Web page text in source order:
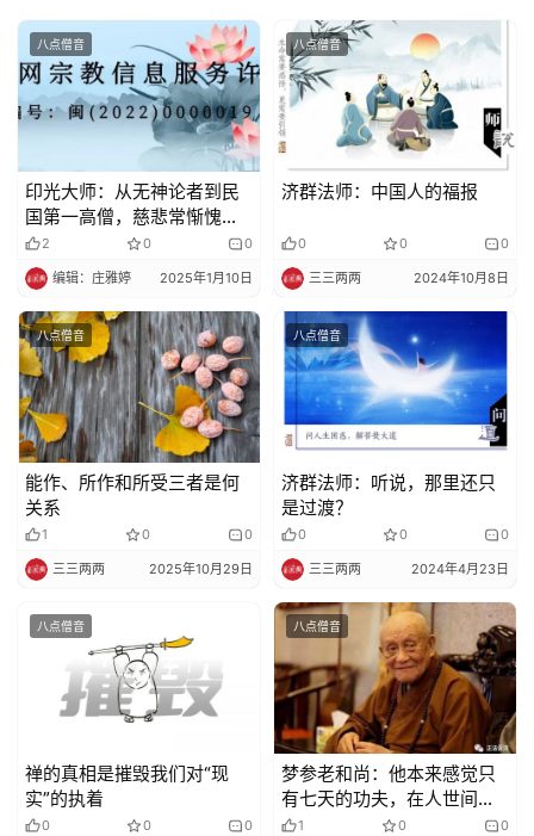
八点僧音
印光大师：从无神论者到民
国第一高僧，慈悲常惭愧
僧，圆寂后舍利子如莲花！
2 0 0
编辑：庄雅婷 2025年1月10日
八点僧音
济群法师：中国人的福报
0 0 0
三三两两 2024年10月8日
八点僧音
能作、所作和所受三者是何
关系
1 0 0
三三两两 2025年10月29日
八点僧音
济群法师：听说，那里还只
是过渡？
0 0 0
三三两两 2024年4月23日
八点僧音
禅的真相是摧毁我们对“现
实”的执着
0 0 0
八点僧音
梦参老和尚：他本来感觉只
有七天的功夫，在人世间上
说几千年
1 0 0